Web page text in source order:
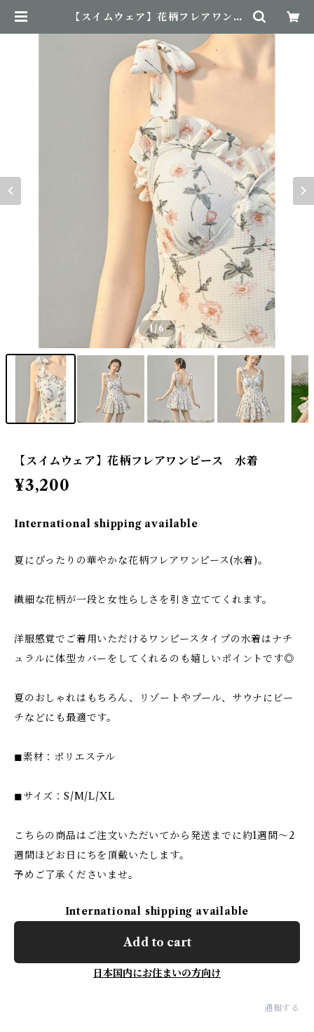
【スイムウェア】花柄フレアワンピ
1/6
【スイムウェア】花柄フレアワンピース 水着
¥3,200
International shipping available
夏にぴったりの華やかな花柄フレアワンピース(水着)。
繊細な花柄が一段と女性らしさを引き立ててくれます。
洋服感覚でご着用いただけるワンピースタイプの水着はナチ
ュラルに体型カバーをしてくれるのも嬉しいポイントです◎
夏のおしゃれはもちろん、リゾートやプール、サウナにビー
チなどにも最適です。
◼︎素材：ポリエステル
◼︎サイズ：S/M/L/XL
こちらの商品はご注文いただいてから発送までに約1週間〜2
週間ほどお日にちを頂戴いたします。
予めご了承くださいませ。
International shipping available
Add to cart
日本国内にお住まいの方向け
通報する